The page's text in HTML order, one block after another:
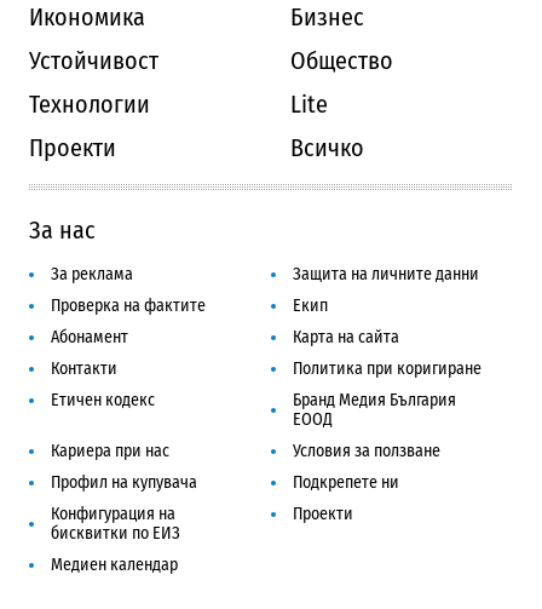
Икономика
Бизнес
Устойчивост
Общество
Технологии
Lite
Проекти
Всичко
За нас
За реклама
Защита на личните данни
Проверка на фактите
Екип
Абонамент
Карта на сайта
Контакти
Политика при коригиране
Етичен кодекс
Бранд Медия България
ЕООД
Кариера при нас
Условия за ползване
Профил на купувача
Подкрепете ни
Конфигурация на
бисквитки по ЕИЗ
Проекти
Медиен календар